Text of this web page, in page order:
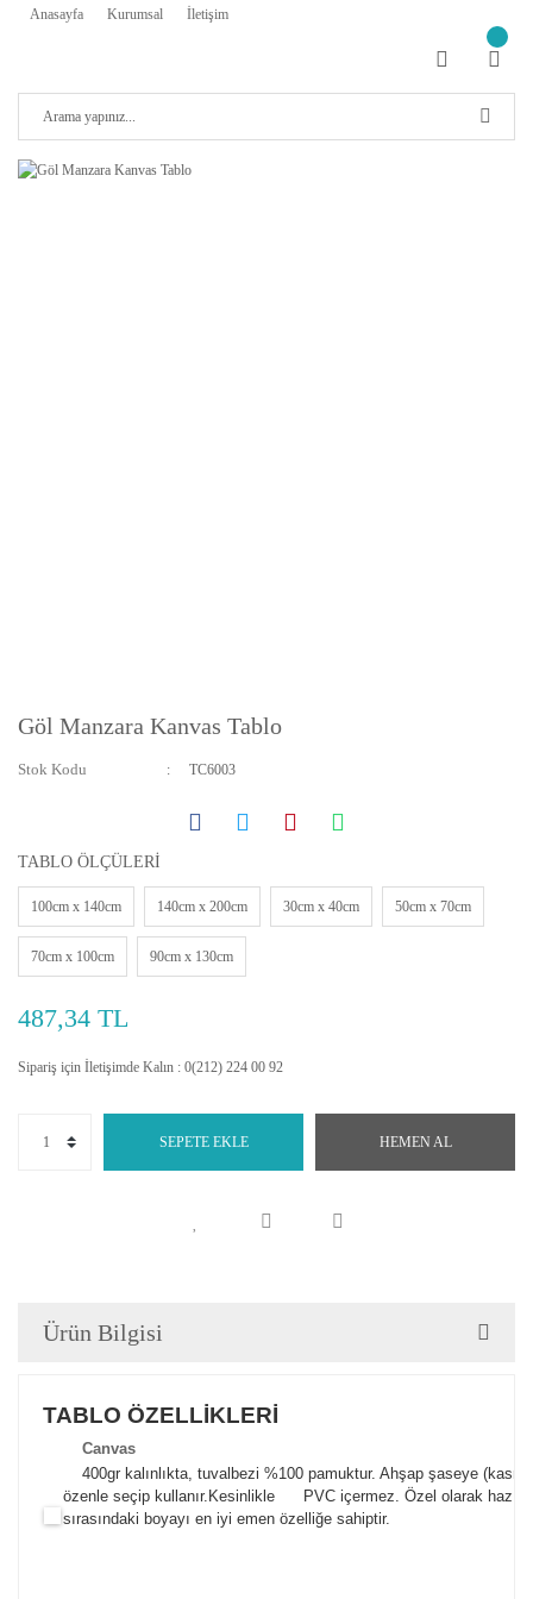
Anasayfa Kurumsal İletişim
Göl Manzara Kanvas Tablo
Stok Kodu TC6003
TABLO ÖLÇÜLERİ
100cm x 140cm 140cm x 200cm 30cm x 40cm 50cm x 70cm
70cm x 100cm 90cm x 130cm
487,34 TL
Sipariş için İletişimde Kalın : 0(212) 224 00 92
SEPETE EKLE HEMEN AL
Ürün Bilgisi
TABLO ÖZELLİKLERİ
Canvas
400gr kalınlıkta, tuvalbezi %100 pamuktur. Ahşap şaseye
özenle seçip kullanır. Kesinlikle PVC içermez. Özel olarak
sırasındaki boyayı en iyi emen özelliğe sahiptir.